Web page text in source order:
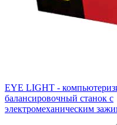
EYE LIGHT -
балансировочный станок с
электромеханическим